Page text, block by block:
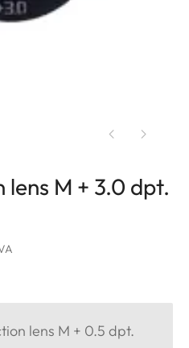
M + 3.0 dpt.
lens M + 0.5 dpt.